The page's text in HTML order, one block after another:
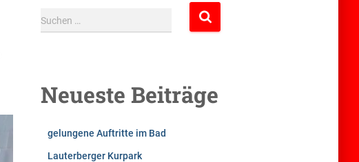
Suchen …
Neueste Beiträge
gelungene Auftritte im Bad
Lauterberger Kurpark